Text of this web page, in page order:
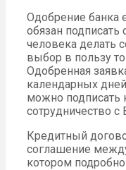
Одобрение банка
обязан
человека делать
выбор в пользу
Одобренная
календарных
можно подписать
сотрудничество с
Кредитный
соглашение
котором